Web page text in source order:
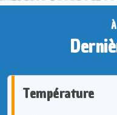
Température